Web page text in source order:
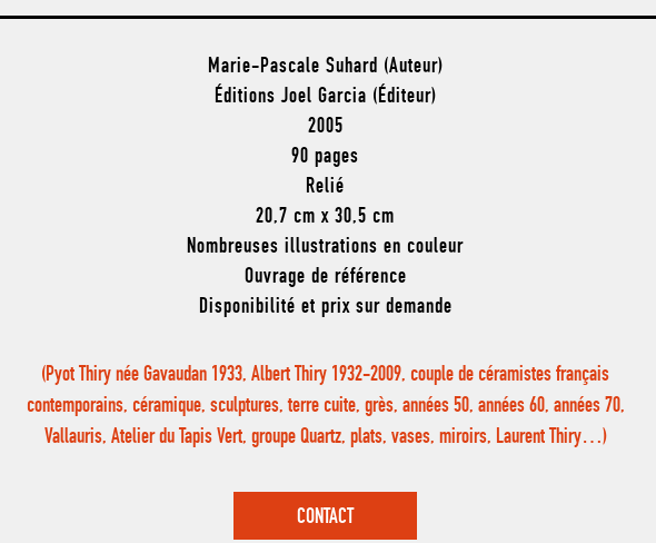
Marie-Pascale Suhard (Auteur)
Éditions Joel Garcia (Éditeur)
2005
90 pages
Relié
20,7 cm x 30,5 cm
Nombreuses illustrations en couleur
Ouvrage de référence
Disponibilité et prix sur demande
(Pyot Thiry née Gavaudan 1933, Albert Thiry 1932-2009, couple de céramistes français
contemporains, céramique, sculptures, terre cuite, grès, années 50, années 60, années 70,
Vallauris, Atelier du Tapis Vert, groupe Quartz, plats, vases, miroirs, Laurent Thiry…)
CONTACT